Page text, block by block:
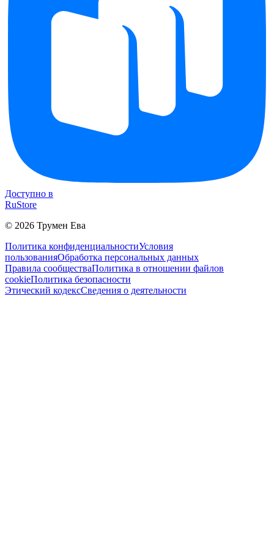
Доступно в
RuStore
© 2026 Трумен Ева
Политика конфиденциальностиУсловия
пользованияОбработка персональных данных
Правила сообществаПолитика в отношении файлов
cookieПолитика безопасности
Этический кодексСведения о деятельности